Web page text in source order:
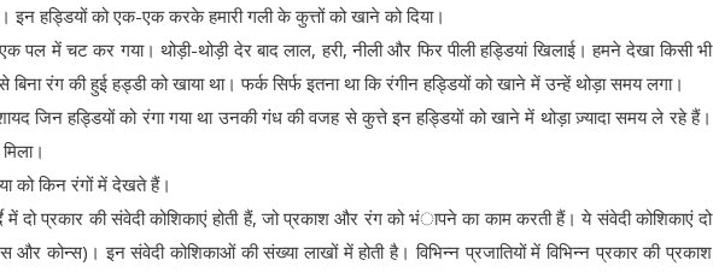
इन हड्डियों को एक-एक करके हमारी गली के कुत्तों को खाने को दिया।
पल में चट कर गया। थोड़ी-थोड़ी देर बाद लाल, हरी, नीली और फिर पीली हड्डियां खिलाई। हमने देखा किसी भी
रंग की हुई हड्डी को खाया था। फर्क सिर्फ इतना था कि रंगीन हड्डियों को खाने में उन्हें थोड़ा समय लगा।
जिन हड्डियों को रंगा गया था उनकी गंध की वजह से कुत्ते इन हड्डियों को खाने में थोड़ा ज़्यादा समय ले रहे हैं।
को किन रंगों में देखते हैं।
दो प्रकार की संवेदी कोशिकाएं होती हैं, जो प्रकाश और रंग को भंापने का काम करती हैं। ये संवेदी कोशिकाएं दो
कोन्स)। इन संवेदी कोशिकाओं की संख्या लाखों में होती है। विभिन्न प्रजातियों में विभिन्न प्रकार की प्रकाश